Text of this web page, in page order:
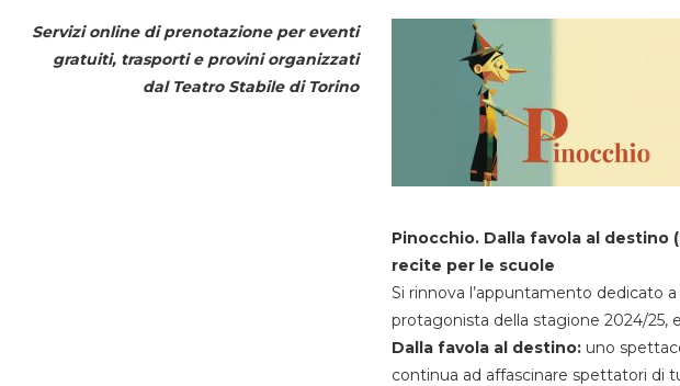
Servizi online di prenotazione per eventi
gratuiti, trasporti e provini organizzati
dal Teatro Stabile di Torino
Pinocchio. Dalla favola al destino
recite per le scuole
Si rinnova l’appuntamento dedicato
protagonista della stagione 2024/25,
Dalla favola al destino:uno
continua ad affascinare spettatori di